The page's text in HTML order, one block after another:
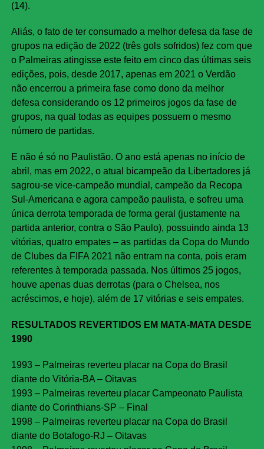
(14).
Aliás, o fato de ter consumado a melhor defesa da fase de
grupos na edição de 2022 (três gols sofridos) fez com que
o Palmeiras atingisse este feito em cinco das últimas seis
edições, pois, desde 2017, apenas em 2021 o Verdão
não encerrou a primeira fase como dono da melhor
defesa considerando os 12 primeiros jogos da fase de
grupos, na qual todas as equipes possuem o mesmo
número de partidas.
E não é só no Paulistão. O ano está apenas no início de
abril, mas em 2022, o atual bicampeão da Libertadores já
sagrou-se vice-campeão mundial, campeão da Recopa
Sul-Americana e agora campeão paulista, e sofreu uma
única derrota temporada de forma geral (justamente na
partida anterior, contra o São Paulo), possuindo ainda 13
vitórias, quatro empates – as partidas da Copa do Mundo
de Clubes da FIFA 2021 não entram na conta, pois eram
referentes à temporada passada. Nos últimos 25 jogos,
houve apenas duas derrotas (para o Chelsea, nos
acréscimos, e hoje), além de 17 vitórias e seis empates.
RESULTADOS REVERTIDOS EM MATA-MATA DESDE
1990
1993 – Palmeiras reverteu placar na Copa do Brasil
diante do Vitória-BA – Oitavas
1993 – Palmeiras reverteu placar Campeonato Paulista
diante do Corinthians-SP – Final
1998 – Palmeiras reverteu placar na Copa do Brasil
diante do Botafogo-RJ – Oitavas